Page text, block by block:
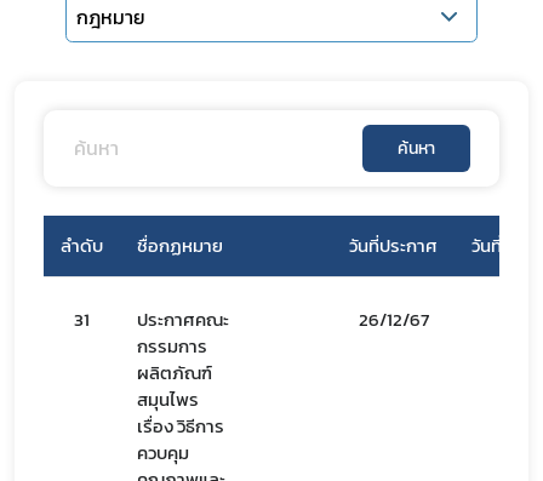
กฎหมาย
ค้นหา
ลำดับ ชื่อกฏหมาย วันที่ประกาศ วันที่มีผล
31
ประกาศคณะ
กรรมการ
ผลิตภัณฑ์
สมุนไพร
เรื่อง วิธีการ
ควบคุม
26/12/67